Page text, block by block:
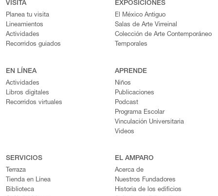
VISITA
Planea tu visita
Lineamientos
Actividades
Recorridos guiados
EXPOSICIONES
El México Antiguo
Salas de Arte Virreinal
Colección de Arte Contemporáneo
Temporales
EN LÍNEA
Actividades
Libros digitales
Recorridos virtuales
APRENDE
Niños
Publicaciones
Podcast
Programa Escolar
Vinculación Universitaria
Videos
SERVICIOS
Terraza
Tienda en Línea
Biblioteca
EL AMPARO
Acerca de
Nuestros Fundadores
Historia de los edificios